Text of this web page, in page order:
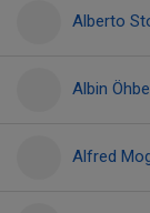
Alberto
Albin
Alfred